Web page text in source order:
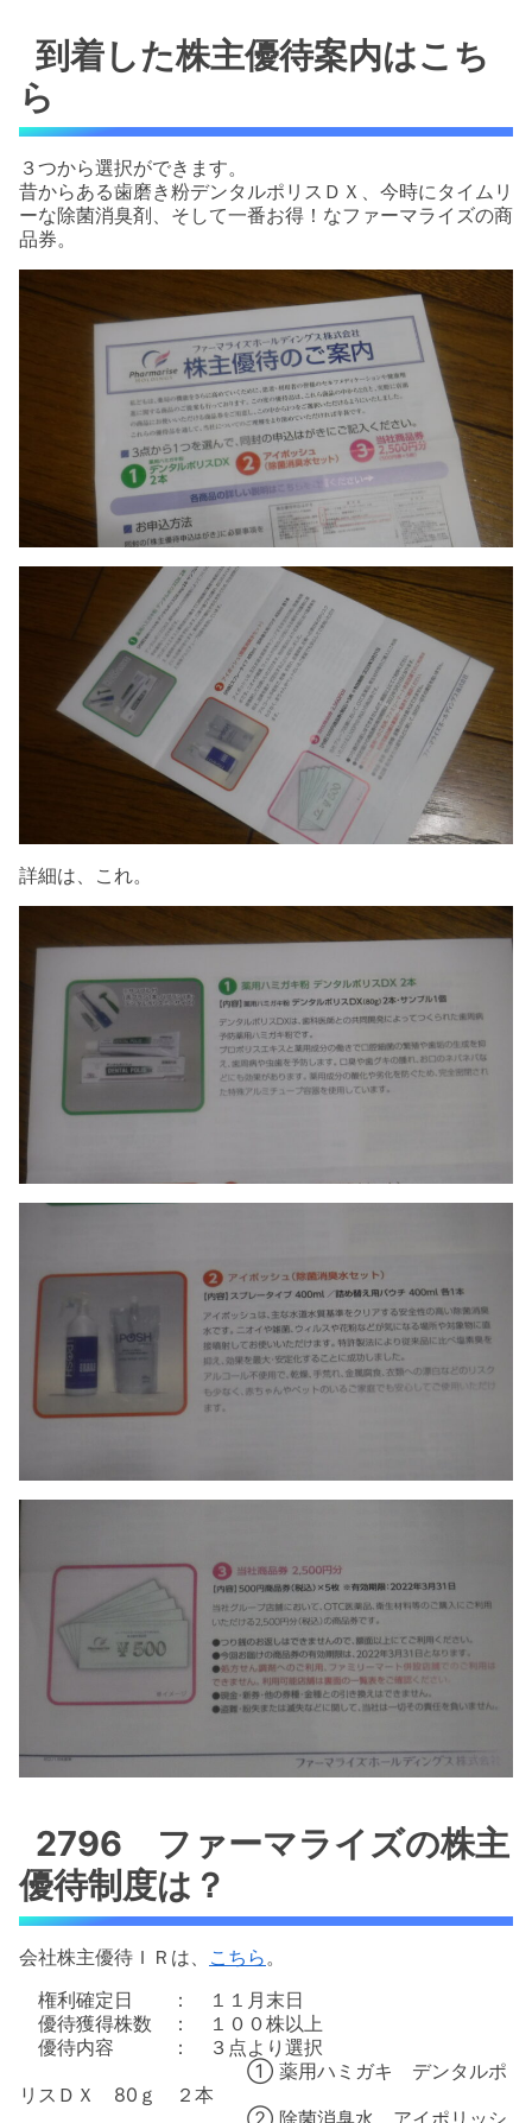
到着した株主優待案内はこち
ら
３つから選択ができます。
昔からある歯磨き粉デンタルポリスＤＸ、今時にタイムリ
ーな除菌消臭剤、そして一番お得！なファーマライズの商
品券。
詳細は、これ。
2796 ファーマライズの株主
優待制度は？
会社株主優待ＩＲは、 こちら。
権利確定日 ： １１月末日
優待獲得株数 ： １００株以上
優待内容 ： ３点より選択
① 薬用ハミガキ デンタルポ
リスＤＸ 80ｇ ２本